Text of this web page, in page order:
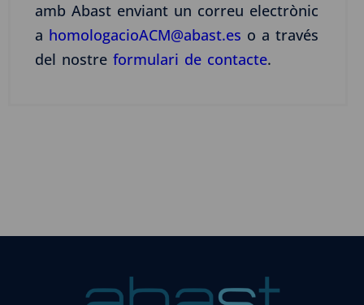
amb Abast enviant un correu electrònic
a homologacioACM@abast.es o a través
del nostre formulari de contacte.